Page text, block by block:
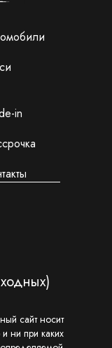
in
сайт носит
ни при каких